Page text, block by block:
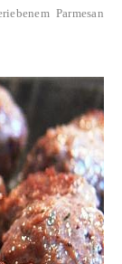
Parmesan